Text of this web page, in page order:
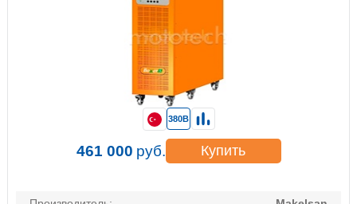
380В
461 000 руб. Купить